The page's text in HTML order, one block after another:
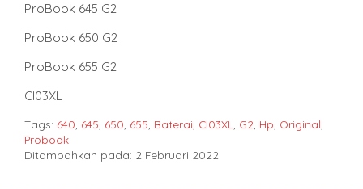
ProBook 645 G2
ProBook 650 G2
ProBook 655 G2
CI03XL
Tags: 640 645 650 655 Baterai CI03XL G2 Hp Original
Probook
Ditambahkan pada: 2 Februari 2022